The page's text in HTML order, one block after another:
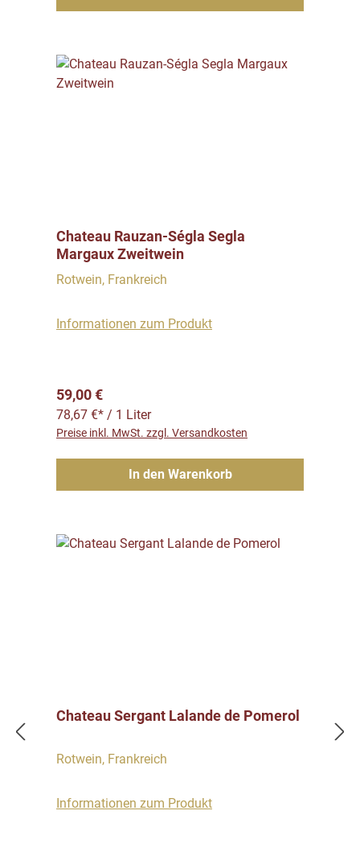
Chateau Rauzan-Ségla Segla
Margaux Zweitwein
Rotwein, Frankreich
Informationen zum Produkt
Regulärer Preis:
59,00 €
78,67 €* / 1 Liter
Preise inkl. MwSt. zzgl. Versandkosten
In den Warenkorb
Chateau Sergant Lalande de Pomerol
Rotwein, Frankreich
Informationen zum Produkt